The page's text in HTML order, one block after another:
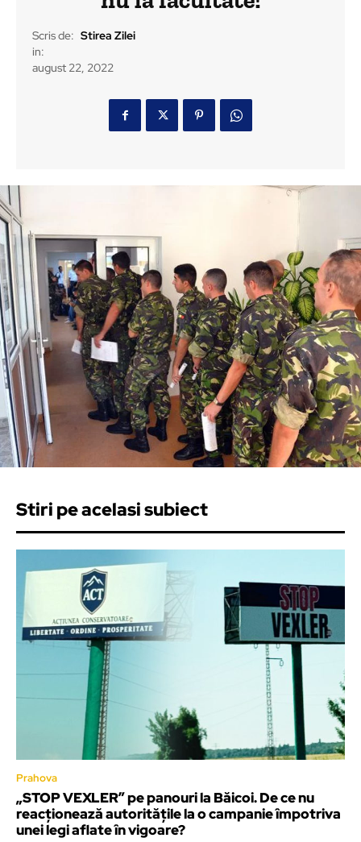
Scris de: Stirea Zilei
in:
august 22, 2022
Stiri pe acelasi subiect
Prahova
„STOP VEXLER” pe panouri la Băicoi. De ce nu
reacționează autoritățile la o campanie împotriva
unei legi aflate în vigoare?